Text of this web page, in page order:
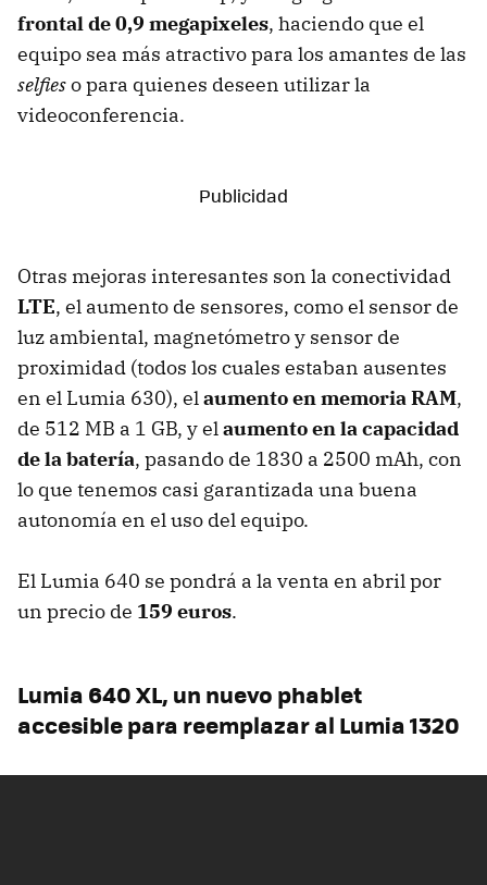
frontal de 0,9 megapixeles, haciendo que el
equipo sea más atractivo para los amantes de las
selfieso para quienes deseen utilizar la
videoconferencia.
Otras mejoras interesantes son la conectividad
LTE, el aumento de sensores, como el sensor de
luz ambiental, magnetómetro y sensor de
proximidad (todos los cuales estaban ausentes
en el Lumia 630), elaumento en memoria RAM,
de 512 MB a 1 GB, y elaumento en la capacidad
de la batería, pasando de 1830 a 2500 mAh, con
lo que tenemos casi garantizada una buena
autonomía en el uso del equipo.
El Lumia 640 se pondrá a la venta en abril por
un precio de 159 euros.
Lumia 640 XL, un nuevo phablet
accesible para reemplazar al Lumia 1320